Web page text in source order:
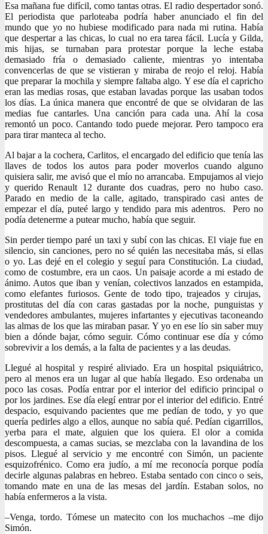
Esa mañana fue difícil, como tantas otras. El radio despertador sonó.
El periodista que parloteaba podría haber anunciado el fin del
mundo que yo no hubiese modificado para nada mi rutina. Había
que despertar a las chicas, lo cual no era tarea fácil. Lucía y Gilda,
mis hijas, se turnaban para protestar porque la leche estaba
demasiado fría o demasiado caliente, mientras yo intentaba
convencerlas de que se vistieran y miraba de reojo el reloj. Había
que preparar la mochila y siempre faltaba algo. Y ese día el capricho
eran las medias rosas, que estaban lavadas porque las usaban todos
los días. La única manera que encontré de que se olvidaran de las
medias fue cantarles. Una canción para cada una. Ahí la cosa
remontó un poco. Cantando todo puede mejorar. Pero tampoco era
para tirar manteca al techo.
Al bajar a la cochera, Carlitos, el encargado del edificio que tenía las
llaves de todos los autos para poder moverlos cuando alguno
quisiera salir, me avisó que el mío no arrancaba. Empujamos al viejo
y querido Renault 12 durante dos cuadras, pero no hubo caso.
Parado en medio de la calle, agitado, transpirado casi antes de
empezar el día, puteé largo y tendido para mis adentros. Pero no
podía detenerme a putear mucho, había que seguir.
Sin perder tiempo paré un taxi y subí con las chicas. El viaje fue en
silencio, sin canciones, pero no sé quién las necesitaba más, si ellas
o yo. Las dejé en el colegio y seguí para Constitución. La ciudad,
como de costumbre, era un caos. Un paisaje acorde a mi estado de
ánimo. Autos que iban y venían, colectivos lanzados en estampida,
como elefantes furiosos. Gente de todo tipo, trajeados y cirujas,
prostitutas del día con caras gastadas por la noche, punguistas y
vendedores ambulantes, mujeres infartantes y ejecutivas taconeando
las almas de los que las miraban pasar. Y yo en ese lío sin saber muy
bien a dónde bajar, cómo seguir. Cómo continuar ese día y cómo
sobrevivir a los demás, a la falta de pacientes y a las deudas.
Llegué al hospital y respiré aliviado. Era un hospital psiquiátrico,
pero al menos era un lugar al que había llegado. Eso ordenaba un
poco las cosas. Podía entrar por el interior del edificio principal o
por los jardines. Ese día elegí entrar por el interior del edificio. Entré
despacio, esquivando pacientes que me pedían de todo, y yo que
quería pedirles algo a ellos, aunque no sabía qué. Pedían cigarrillos,
yerba para el mate, alguien que los quiera. El olor a comida
descompuesta, a camas sucias, se mezclaba con la lavandina de los
pisos. Llegué al servicio y me encontré con Simón, un paciente
esquizofrénico. Como era judío, a mí me reconocía porque podía
decirle algunas palabras en hebreo. Estaba sentado con cinco o seis,
tomando mate en una de las mesas del jardín. Estaban solos, no
había enfermeros a la vista.
–Venga, tordo. Tómese un matecito con los muchachos –me dijo
Simón.